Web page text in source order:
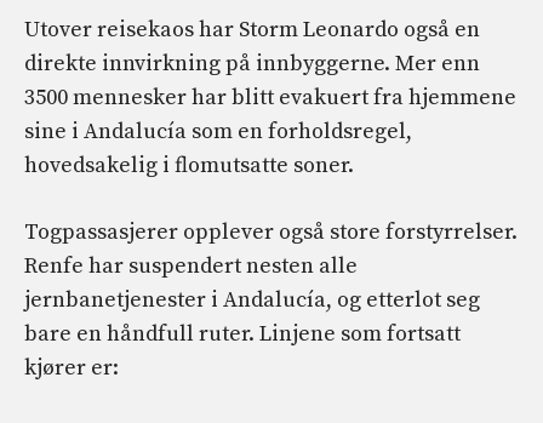
Utover reisekaos har Storm Leonardo også en
direkte innvirkning på innbyggerne. Mer enn
3500 mennesker har blitt evakuert fra hjemmene
sine i Andalucía som en forholdsregel,
hovedsakelig i flomutsatte soner.
Togpassasjerer opplever også store forstyrrelser.
Renfe har suspendert nesten alle
jernbanetjenester i Andalucía, og etterlot seg
bare en håndfull ruter. Linjene som fortsatt
kjører er: